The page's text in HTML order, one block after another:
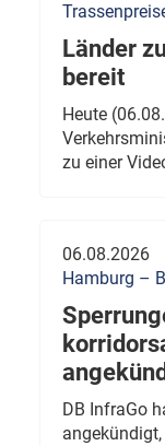
Länder
bereit
Heute
zu einer
06.08.2026
Hamburg –
DB InfraGo